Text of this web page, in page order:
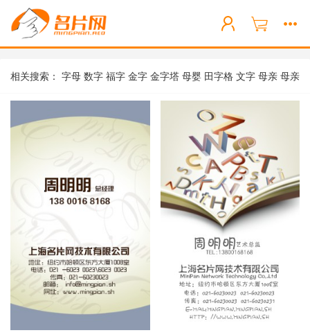
相关搜索： 字母 数字 福字 金字 金字塔 母婴 田字格 文字 母亲 母亲